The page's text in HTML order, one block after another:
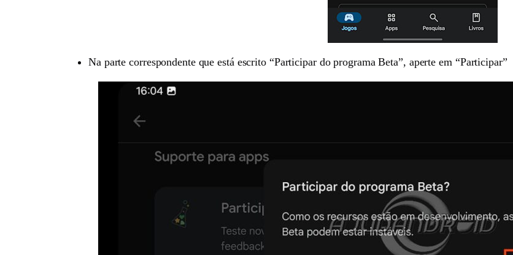
Na parte correspondente que está escrito “Participar do programa Beta”, aperte em “Participar”